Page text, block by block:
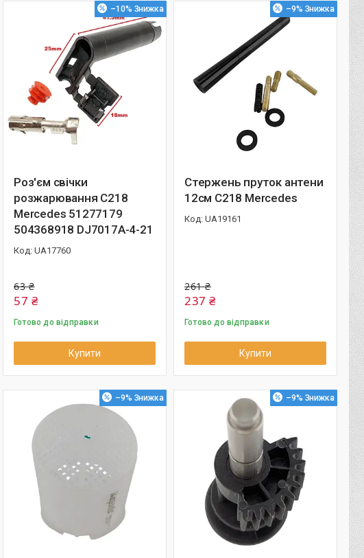
–10%
Роз'єм свічки
розжарювання C218
Mercedes 51277179
504368918 DJ7017A-4-21
UA17760
63 ₴
57 ₴
Готово до відправки
Купити
–9%
Стержень пруток антени
12см C218 Mercedes
UA19161
261 ₴
237 ₴
Готово до відправки
Купити
–9% –9%